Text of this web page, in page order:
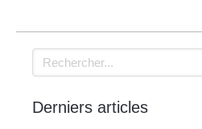
Rechercher
Derniers articles